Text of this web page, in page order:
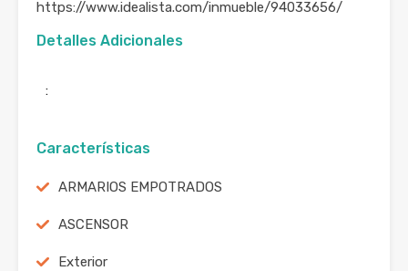
https://www.idealista.com/inmueble/94033656/
Detalles Adicionales
:
Características
ARMARIOS EMPOTRADOS
ASCENSOR
Exterior